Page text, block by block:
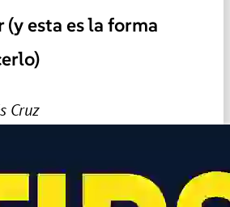
esta es la forma
Cruz